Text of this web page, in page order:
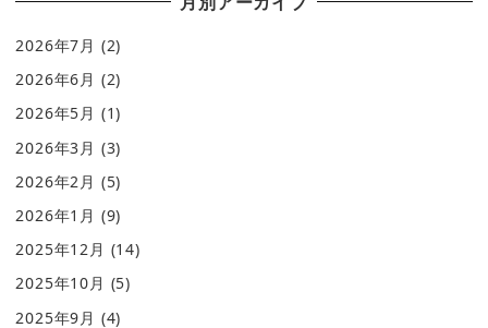
2026年7月 (2)
2026年6月 (2)
2026年5月 (1)
2026年3月 (3)
2026年2月 (5)
2026年1月 (9)
2025年12月 (14)
2025年10月 (5)
2025年9月 (4)